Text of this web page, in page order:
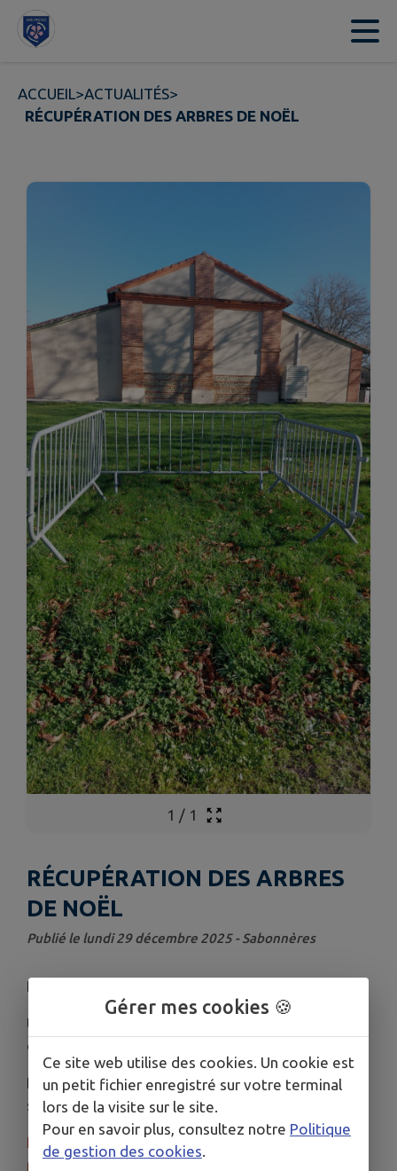
Contenu
ACCUEIL>ACTUALITÉS>
RÉCUPÉRATION DES ARBRES DE NOËL
1 / 1
RÉCUPÉRATION DES ARBRES
DE NOËL
Publié le lundi 29 décembre 2025 - Sabonnères
Bonjour à tous,
Une zone de dépose des sapins de Noël est
ouverte à tout le monde.
Nous remercions une fois de plus Yves Henri pour
son initiative.
Rappel : Il est interdit de les jeter sur les
plateformes des ordures.
Gérer mes cookies 🍪
Ce site web utilise des cookies. Un cookie est
un petit fichier enregistré sur votre terminal
lors de la visite sur le site.
Pour en savoir plus, consultez notre Politique
de gestion des cookies